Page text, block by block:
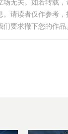
请读者仅作参考
要求撤下您的作